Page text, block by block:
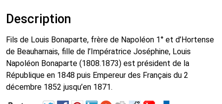
Description
Fils de Louis Bonaparte, frère de Napoléon 1° et d’Hortense
de Beauharnais, fille de l’Impératrice Joséphine, Louis
Napoléon Bonaparte (1808.1873) est président de la
République en 1848 puis Empereur des Français du 2
décembre 1852 jusqu’en 1871.